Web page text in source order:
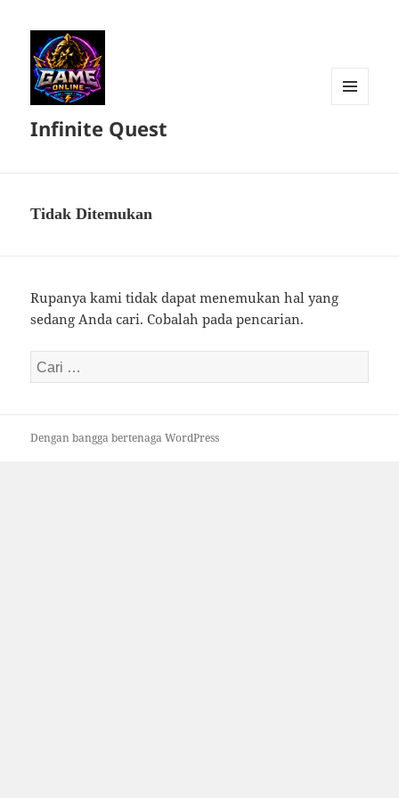
Infinite Quest
Tidak Ditemukan
Rupanya kami tidak dapat menemukan hal yang
sedang Anda cari. Cobalah pada pencarian.
Cari
untuk:
Dengan bangga bertenaga WordPress